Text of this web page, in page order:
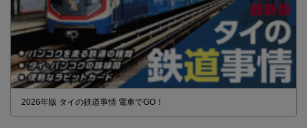
2026年版 タイの鉄道事情 電車でGO！